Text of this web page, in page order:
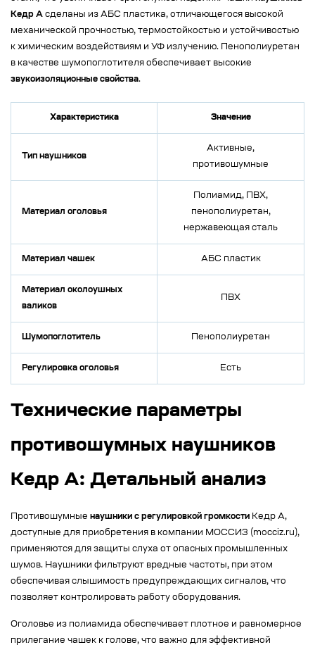
Кедр А сделаны из АБС пластика, отличающегося высокой
механической прочностью, термостойкостью и устойчивостью
к химическим воздействиям и УФ излучению. Пенополиуретан
в качестве шумопоглотителя обеспечивает высокие
звукоизоляционные свойства.
Характеристика Значение
Тип наушников
Активные,
противошумные
Материал оголовья
Полиамид, ПВХ,
пенополиуретан,
нержавеющая сталь
Материал чашек АБС пластик
Материал околоушных
валиков
ПВХ
Шумопоглотитель Пенополиуретан
Регулировка оголовья Есть
Технические параметры
противошумных наушников
Кедр А: Детальный анализ
Противошумные наушники с регулировкой громкости Кедр А,
доступные для приобретения в компании МОССИЗ (mocciz.ru),
применяются для защиты слуха от опасных промышленных
шумов. Наушники фильтруют вредные частоты, при этом
обеспечивая слышимость предупреждающих сигналов, что
позволяет контролировать работу оборудования.
Оголовье из полиамида обеспечивает плотное и равномерное
прилегание чашек к голове, что важно для эффективной